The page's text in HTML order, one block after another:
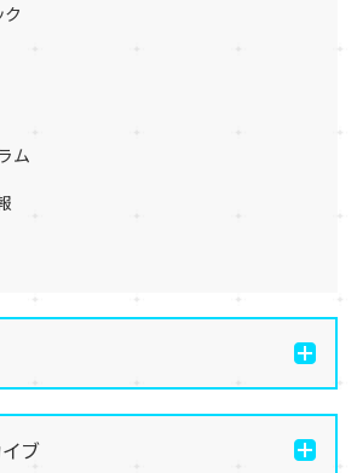
ム
活動の様子・・・😍
い専攻、どんどん出来てきた・・！🧸✨
ブ